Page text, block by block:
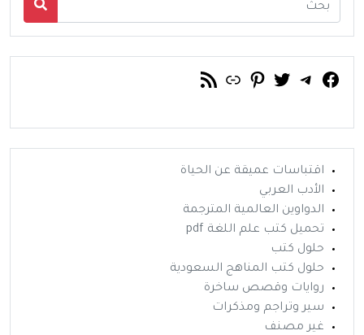
فيسبوك
تيليجرام
تويتربينتريست
رابطخلاصة RSS
اقتباسات عميقة عن الحياة
الأدب العربي
الدواوين العالمية المترجمة
تحميل كتب علم اللغة pdf
حلول كتب
حلول كتب المناهج السعودية
روايات وقصص ساخرة
سير وتراجم ومذكرات
غير مصنف